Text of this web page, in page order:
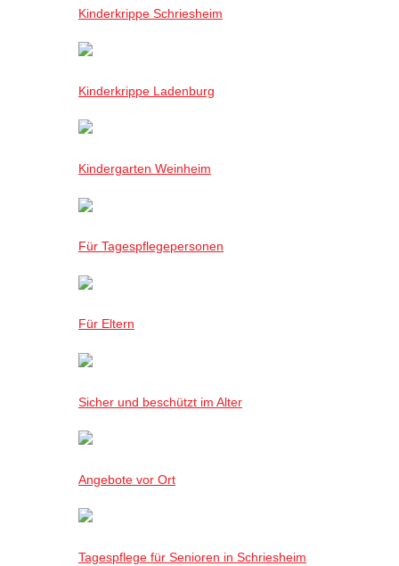
Kinderkrippe Schriesheim
Kinderkrippe Ladenburg
Kindergarten Weinheim
Für Tagespflegepersonen
Für Eltern
Sicher und beschützt im Alter
Angebote vor Ort
Tagespflege für Senioren in Schriesheim